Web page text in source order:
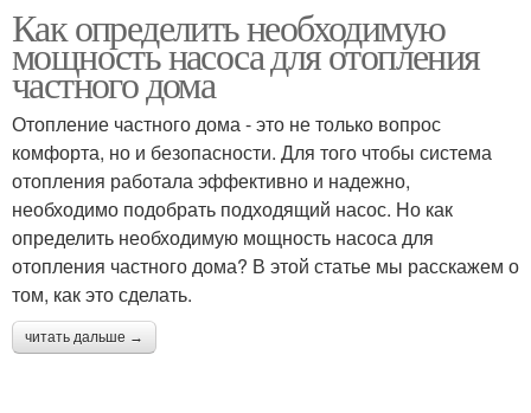
Как определить необходимую
мощность насоса для отопления
частного дома
Отопление частного дома - это не только вопрос
комфорта, но и безопасности. Для того чтобы система
отопления работала эффективно и надежно,
необходимо подобрать подходящий насос. Но как
определить необходимую мощность насоса для
отопления частного дома? В этой статье мы расскажем о
том, как это сделать.
читать дальше →